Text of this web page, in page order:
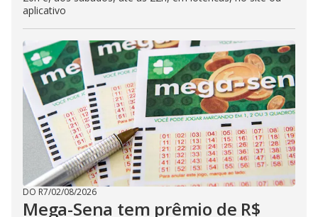
aplicativo
DO R7/02/08/2026
Mega-Sena tem prêmio de R$